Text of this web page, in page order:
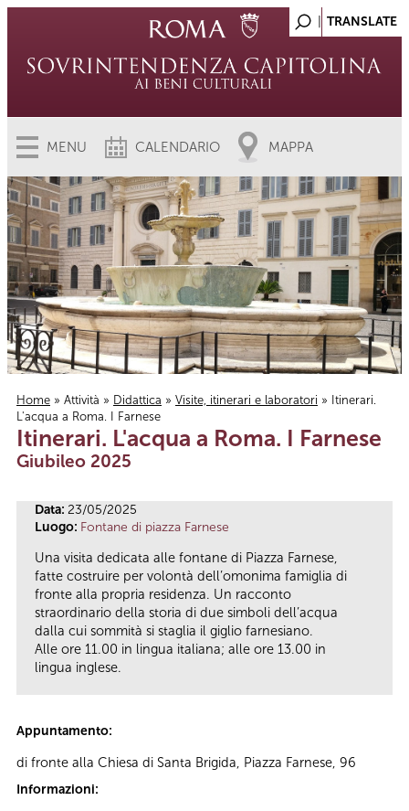
MENU CALENDARIO MAPPA
Tu sei qui
Home » Attività » Didattica » Visite, itinerari e laboratori » Itinerari.
L'acqua a Roma. I Farnese
Itinerari. L'acqua a Roma. I Farnese
Giubileo 2025
Data: 23/05/2025
Luogo: Fontane di piazza Farnese
Una visita dedicata alle fontane di Piazza Farnese,
fatte costruire per volontà dell’omonima famiglia di
fronte alla propria residenza. Un racconto
straordinario della storia di due simboli dell’acqua
dalla cui sommità si staglia il giglio farnesiano.
Alle ore 11.00 in lingua italiana; alle ore 13.00 in
lingua inglese.
Appuntamento:
di fronte alla Chiesa di Santa Brigida, Piazza Farnese, 96
Informazioni: